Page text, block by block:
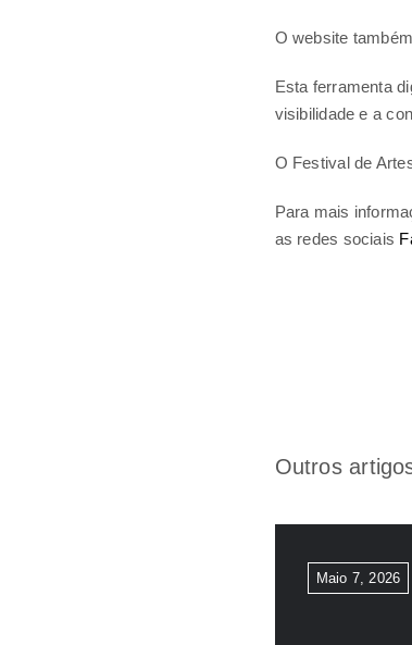
O website
Esta ferramenta
visibilidade e a
O Festival de
Para mais
as redes sociais
Outros
Maio 7, 2026